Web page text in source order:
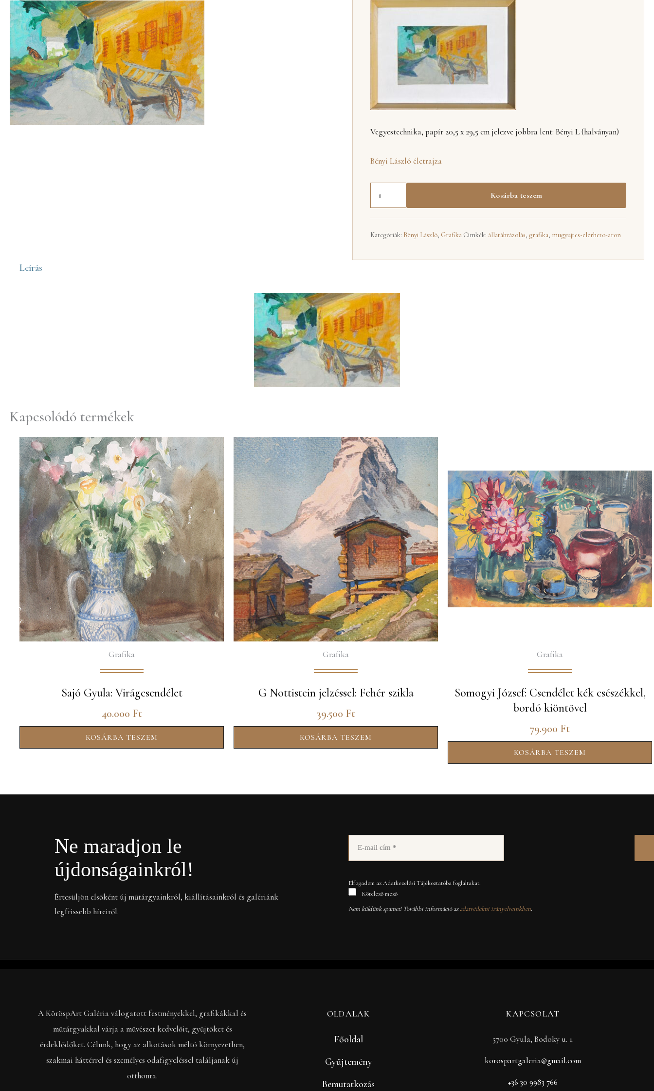
Vegyestechnika, papír 20,5 x 29,5 cm jelezve jobbra lent: Bényi L (halványan)
Bényi László életrajza
Kosárba teszem
Kategóriák: Bényi László, Grafika Címkék: állatábrázolás, grafika, mugyujtes-elerheto-aron
Leírás
Kapcsolódó termékek
Grafika
Sajó Gyula: Virágcsendélet
40.000 Ft
KOSÁRBA TESZEM
Grafika
G Nottistein jelzéssel: Fehér szikla
39.500 Ft
KOSÁRBA TESZEM
Grafika
Somogyi József: Csendélet kék csészékkel,
bordó kiöntővel
79.900 Ft
KOSÁRBA TESZEM
Ne maradjon le
újdonságainkról!
Értesüljön elsőként új műtárgyainkról, kiállításainkról és galériánk
legfrissebb híreiről.
Elfogadom az Adatkezelési Tájékoztatóba foglaltakat.
Kötelező mező
Nem küldünk spamet! További információ azadatvédelmi irányelveinkben.
A KöröspArt Galéria válogatott festményekkel, grafikákkal és
műtárgyakkal várja a művészet kedvelőit, gyűjtőket és
érdeklődőket. Célunk, hogy az alkotások méltó környezetben,
szakmai háttérrel és személyes odafigyeléssel találjanak új
otthonra.
OLDALAK
Főoldal
Gyűjtemény
Bemutatkozás
KAPCSOLAT
5700 Gyula, Bodoky u. 1.
korospartgaleria@gmail.com
+36 30 9983 766